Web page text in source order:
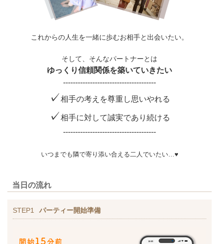
これからの人生を一緒に歩むお相手と出会いたい。
そして、そんなパートナーとは
ゆっくり信頼関係を築いていきたい
--------------------------------------
✓相手の考えを尊重し思いやれる
✓相手に対して誠実であり続ける
--------------------------------------
いつまでも隣で寄り添い合える二人でいたい…♥
当日の流れ
STEP1 パーティー開始準備